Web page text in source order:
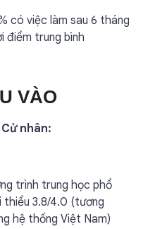
có việc làm sau 6 tháng
điểm trung bình
VÀO
nhân:
trình trung học phổ
thiểu 3.8/4.0 (tương
hệ thống Việt Nam)